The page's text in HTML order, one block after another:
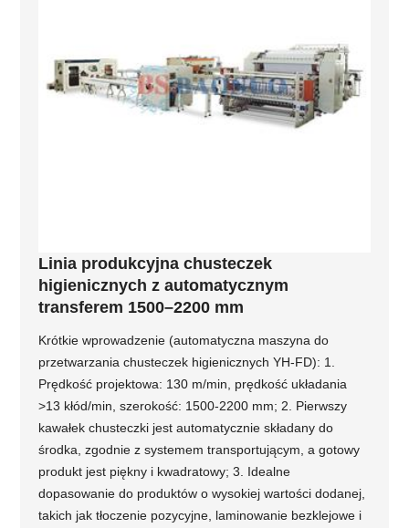
Linia produkcyjna chusteczek
higienicznych z automatycznym
transferem 1500–2200 mm
Krótkie wprowadzenie (automatyczna maszyna do
przetwarzania chusteczek higienicznych YH-FD): 1.
Prędkość projektowa: 130 m/min, prędkość układania
>13 kłód/min, szerokość: 1500-2200 mm; 2. Pierwszy
kawałek chusteczki jest automatycznie składany do
środka, zgodnie z systemem transportującym, a gotowy
produkt jest piękny i kwadratowy; 3. Idealne
dopasowanie do produktów o wysokiej wartości dodanej,
takich jak tłoczenie pozycyjne, laminowanie bezklejowe i